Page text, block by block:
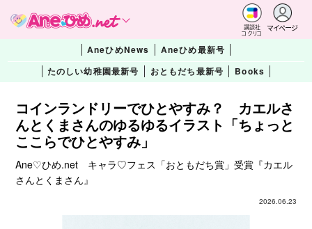
講談社
コクリコ
マイページ
AneひめNews
Aneひめ最新号
たのしい幼稚園最新号
おともだち最新号 Books
コインランドリーでひとやすみ？ カエルさ
んとくまさんのゆるゆるイラスト「ちょっと
ここらでひとやすみ」
Ane♡ひめ.net キャラ♡フェス「おともだち賞」受賞『カエル
さんとくまさん』
2026.06.23